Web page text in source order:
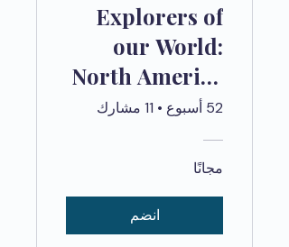
Explorers of
our World:
North America
GEO006 Self-
52 أسبوع • 11 مشارك
مجانًا
انضم